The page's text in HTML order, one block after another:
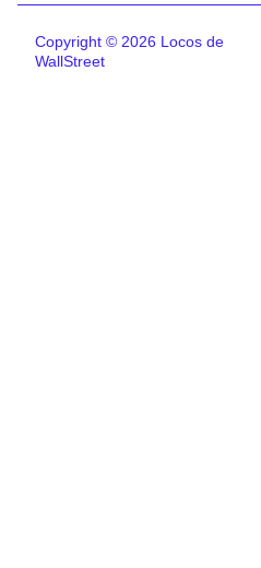
Copyright © 2026 Locos de
WallStreet